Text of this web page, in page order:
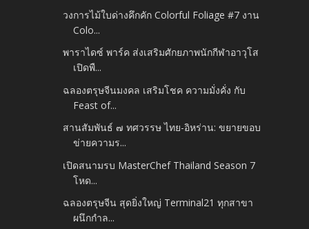
วงการไม้ใบด่างคึกคัก Colorful Foliage #7 งาน
Colo...
พาราไดซ์ พาร์ค ส่งเสริมศักยภาพนักกีฬาอาวุโส
เปิดพื...
ฉลองตรุษจีนมงคล เสริมโชค ความมั่งคั่ง กับ
Feast of...
สานสัมพันธ์ ๗ ทศวรรษ ไทย-อิหร่าน: ขยายขอบ
ข่ายความร...
เปิดสนามรบ MasterChef Thailand Season 7
โหด...
ฉลองตรุษจีน สุดยิ่งใหญ่ Terminal21 ทุกสาขา
ผนึกกำล...